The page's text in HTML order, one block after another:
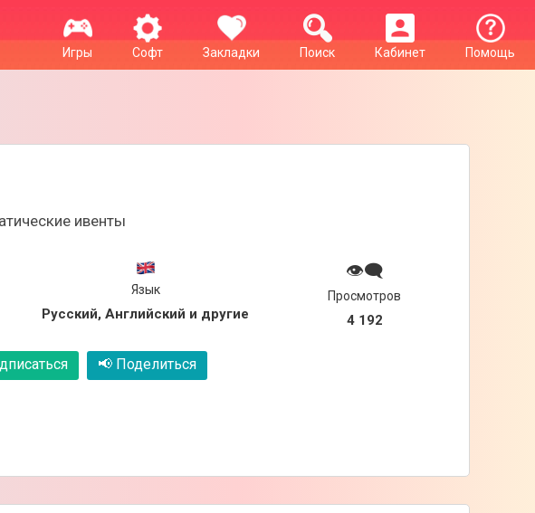
Помощь
Кабинет
Поиск
Закладки
Софт
Игры
ивенты
Язык
Русский, Английский и другие
👁‍🗨
Просмотров
4 192
📢 Поделиться